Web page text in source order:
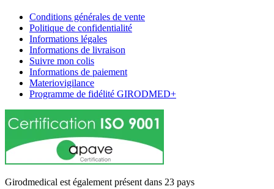
Conditions générales de vente
Politique de confidentialité
Informations légales
Informations de livraison
Suivre mon colis
Informations de paiement
Materiovigilance
Programme de fidélité GIRODMED+
Girodmedical est également présent dans 23 pays